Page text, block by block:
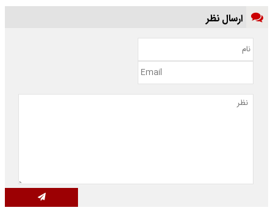
ارسال نظر